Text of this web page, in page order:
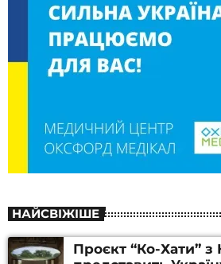
НАЙСВІЖІШЕ
Проєкт “Ко-Хати”